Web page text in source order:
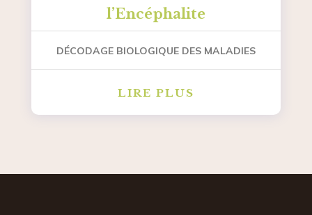
l’Encéphalite
DÉCODAGE BIOLOGIQUE DES MALADIES
LIRE PLUS